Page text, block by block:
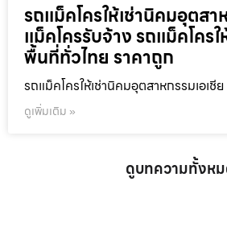
รถแม็คโครให้เช่านิคมอุตสา
แม็คโครรับจ้าง รถแม็คโคร
พื้นที่ทั่วไทย ราคาถูก
รถแม็คโครให้เช่านิคมอุตสาหกรรมเอเชี
ดูเพิ่มเติม »
ดูบทความทั้งห